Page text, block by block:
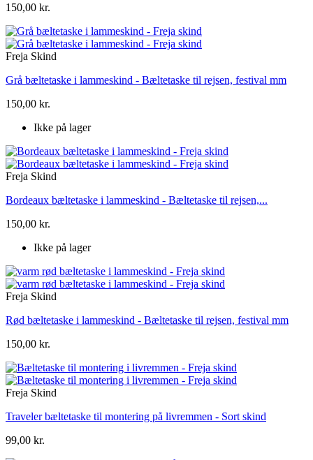
150,00 kr.
Freja Skind
Grå bæltetaske i lammeskind - Bæltetaske til rejsen, festival mm
150,00 kr.
Ikke på lager
Freja Skind
Bordeaux bæltetaske i lammeskind - Bæltetaske til rejsen,...
150,00 kr.
Ikke på lager
Freja Skind
Rød bæltetaske i lammeskind - Bæltetaske til rejsen, festival mm
150,00 kr.
Freja Skind
Traveler bæltetaske til montering på livremmen - Sort skind
99,00 kr.